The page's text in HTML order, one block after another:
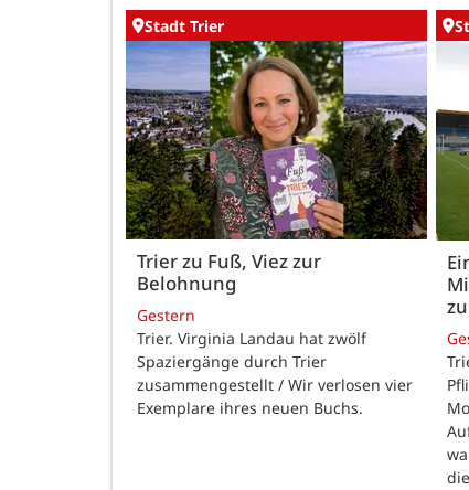
Stadt Trier
Trier zu Fuß, Viez zur
Belohnung
Gestern
Trier. Virginia Landau hat zwölf
Spaziergänge durch Trier
zusammengestellt / Wir verlosen vier
Exemplare ihres neuen Buchs.